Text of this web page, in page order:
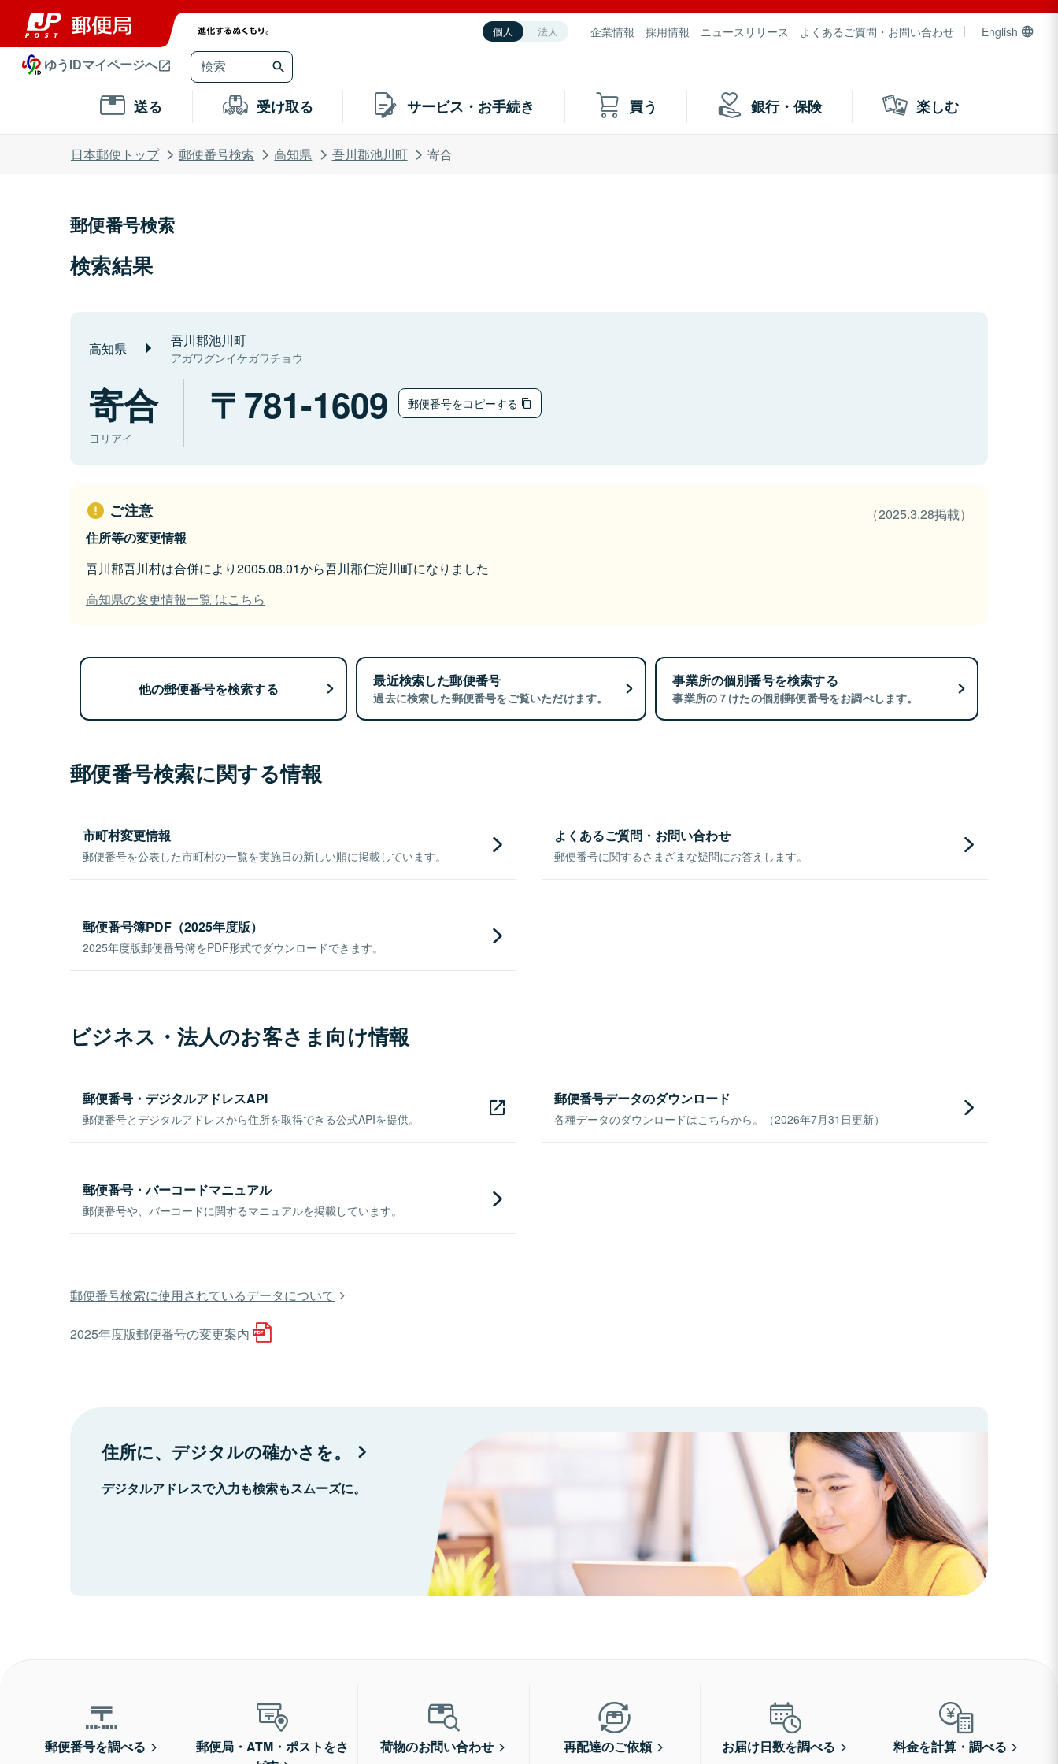
個人 法人 企業情報 採用情報 ニュースリリース よくあるご質問・お問い合わせ English
ゆうIDマイページへ
送る 受け取る サービス・お手続き 買う 銀行・保険 楽しむ
日本郵便トップ 郵便番号検索 高知県 吾川郡池川町 寄合
郵便番号検索
検索結果
高知県 吾川郡池川町
アガワグンイケガワチョウ
寄合
ヨリアイ
781-1609 郵便番号をコピーする
ご注意
（2025.3.28掲載）
住所等の変更情報
吾川郡吾川村は合併により2005.08.01から吾川郡仁淀川町になりました
高知県の変更情報一覧 はこちら
他の郵便番号を検索する 最近検索した郵便番号
過去に検索した郵便番号をご覧いただけます。
事業所の個別番号を検索する
事業所の７けたの個別郵便番号をお調べします。
郵便番号検索に関する情報
市町村変更情報
郵便番号を公表した市町村の一覧を実施日の新しい順に掲載しています。
よくあるご質問・お問い合わせ
郵便番号に関するさまざまな疑問にお答えします。
郵便番号簿PDF（2025年度版）
2025年度版郵便番号簿をPDF形式でダウンロードできます。
ビジネス・法人のお客さま向け情報
郵便番号・デジタルアドレスAPI
郵便番号とデジタルアドレスから住所を取得できる公式APIを提供。
郵便番号データのダウンロード
各種データのダウンロードはこちらから。（2026年7月31日更新）
郵便番号・バーコードマニュアル
郵便番号や、バーコードに関するマニュアルを掲載しています。
郵便番号検索に使用されているデータについて
2025年度版郵便番号の変更案内
住所に、デジタルの確かさを。
デジタルアドレスで入力も検索もスムーズに。
郵便番号を調べる
郵便局・ATM・ポストをさ
荷物のお問い合わせ 再配達のご依頼 お届け日数を調べる 料金を計算・調べる